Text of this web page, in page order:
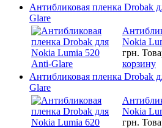
Антибликовая пленка Drobak
Glare
Nokia
грн.
корзину
Антибликовая пленка Drobak
Glare
Nokia
грн.